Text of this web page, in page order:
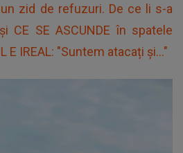
zid de refuzuri. De ce li s-a
CE SE ASCUNDE în spatele
E IREAL: "Suntem atacați și..."